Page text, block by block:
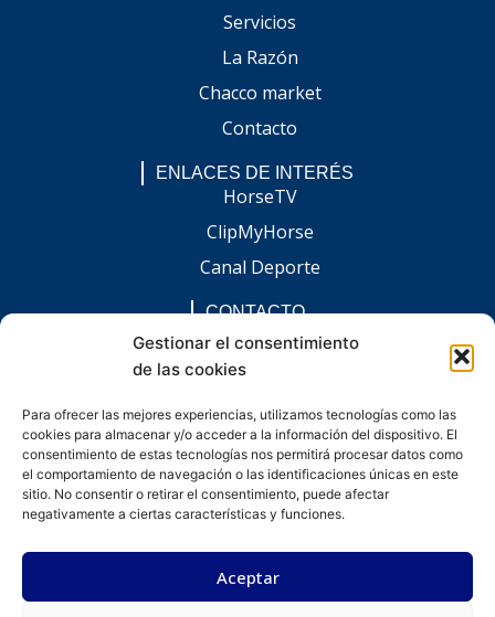
Gestionar el consentimiento
de las cookies
Para ofrecer las mejores experiencias, utilizamos tecnologías como las
cookies para almacenar y/o acceder a la información del dispositivo. El
consentimiento de estas tecnologías nos permitirá procesar datos como
el comportamiento de navegación o las identificaciones únicas en este
sitio. No consentir o retirar el consentimiento, puede afectar
negativamente a ciertas características y funciones.
Aceptar
Servicios
La Razón
Chacco market
Contacto
ENLACES DE INTERÉS
HorseTV
ClipMyHorse
Canal Deporte
CONTACTO
comunicacion@chaccoinfo.com
Presentes en todo el ámbito nacional
F
a
c
e
b
o
I
n
s
t
a
g
L
i
n
k
e
d
i
n
E
n
v
e
l
o
W
h
a
t
s